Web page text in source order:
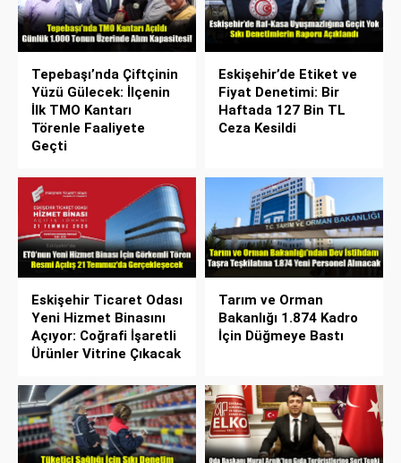
Tepebaşı’nda Çiftçinin
Yüzü Gülecek: İlçenin
İlk TMO Kantarı
Törenle Faaliyete
Geçti
Eskişehir’de Etiket ve
Fiyat Denetimi: Bir
Haftada 127 Bin TL
Ceza Kesildi
Eskişehir Ticaret Odası
Yeni Hizmet Binasını
Açıyor: Coğrafi İşaretli
Ürünler Vitrine Çıkacak
Tarım ve Orman
Bakanlığı 1.874 Kadro
İçin Düğmeye Bastı